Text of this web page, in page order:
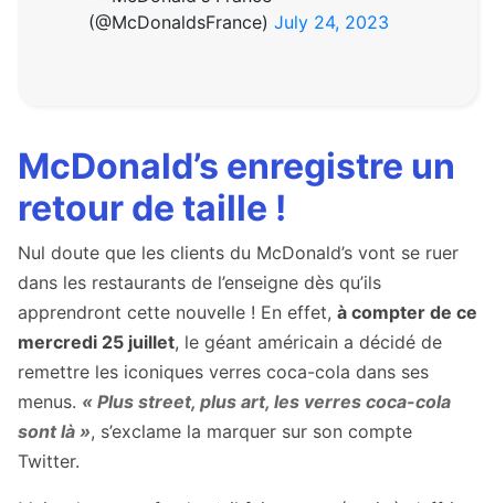
(@McDonaldsFrance) July 24, 2023
McDonald’s enregistre un
retour de taille !
Nul doute que les clients du McDonald’s vont se ruer
dans les restaurants de l’enseigne dès qu’ils
apprendront cette nouvelle ! En effet, à compter de ce
mercredi 25 juillet, le géant américain a décidé de
remettre les iconiques verres coca-cola dans ses
menus. « Plus street, plus art, les verres coca-cola
sont là », s’exclame la marquer sur son compte
Twitter.